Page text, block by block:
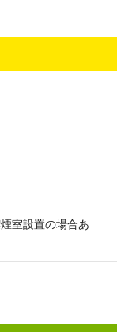
室設置の場合あ